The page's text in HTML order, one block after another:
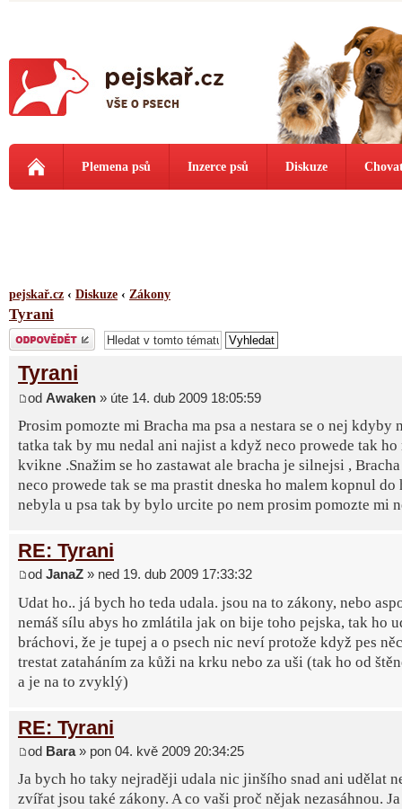
Plemena psů Inzerce psů Diskuze
pejskař.cz ‹ Diskuze ‹ Zákony
Tyrani
Odeslat odpověď
Tyrani
od Awaken » úte 14. dub 2009 18:05:59
Prosim pomozte mi Bracha ma psa a nestara se o nej kdyby
tatka tak by mu nedal ani najist a když neco prowede tak ho
kvikne .Snažim se ho zastawat ale bracha je silnejsi ,
neco prowede tak se ma prastit dneska ho malem kopnul
nebyla u psa tak by bylo urcite po nem prosim pomozte mi
RE: Tyrani
od JanaZ » ned 19. dub 2009 17:33:32
Udat ho.. já bych ho teda udala. jsou na to zákony, nebo
nemáš sílu abys ho zmlátila jak on bije toho pejska, tak ho
bráchovi, že je tupej a o psech nic neví protože když pes
trestat zataháním za kůži na krku nebo za uši (tak ho od
a je na to zvyklý)
RE: Tyrani
od Bara» pon 04. kvě 2009 20:34:25
Ja bych ho taky nejraději udala nic jinšího snad ani udělat
zvířat jsou také zákony. A co vaši proč nějak nezasáhnou.